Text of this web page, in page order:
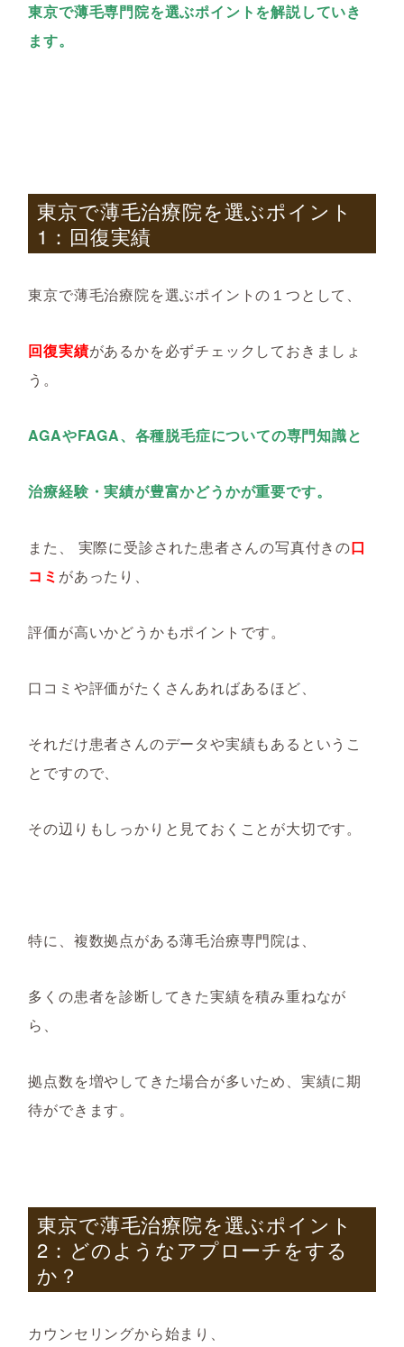
東京で薄毛専門院を選ぶポイントを解説していき
ます。
東京で薄毛治療院を選ぶポイント
1 ：回復実績
東京で薄毛治療院を選ぶポイントの１つとして、
回復実績があるかを必ずチェックしておきましょ
う。
AGAやFAGA、各種脱毛症についての専門知識と
治療経験・実績が豊富かどうかが重要です。
また、 実際に受診された患者さんの写真付きの口
コミ があったり、
評価が高いかどうかもポイントです。
口コミや評価がたくさんあればあるほど、
それだけ患者さんのデータや実績もあるというこ
とですので、
その辺りもしっかりと見ておくことが大切です。
特に、複数拠点がある薄毛治療専門院は、
多くの患者を診断してきた実績を積み重ねなが
ら、
拠点数を増やしてきた場合が多いため、実績に期
待ができます。
東京で薄毛治療院を選ぶポイント
2 ：どのようなアプローチをする
か？
カウンセリングから始まり、